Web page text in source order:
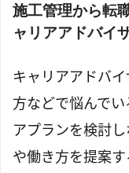
施工管理から転
ャリアアドバイ
キャリアアドバ
方などで悩んで
アプランを検討
や働き方を提案す